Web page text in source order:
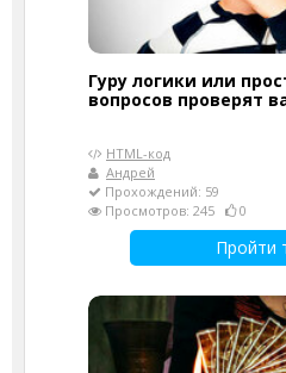
Гуру логики или
вопросов проверят
HTML-код
Андрей
Прохождений: 59
Просмотров: 245
0
Пройти